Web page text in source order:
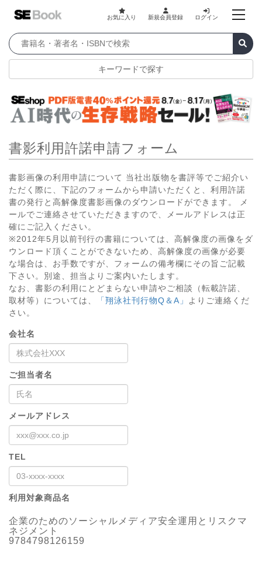
お気に入り 新規会員登録 ログイン
キーワードで探す
書影利用許諾申請フォーム
書影画像の利用申請について 当社出版物を書評等でご紹介い
ただく際に、下記のフォームから申請いただくと、利用許諾
書の発行と高解像度書影画像のダウンロードができます。 メ
ールでご連絡させていただきますので、メールアドレスは正
確にご記入ください。
※2012年5月以前刊行の書籍については、高解像度の画像をダ
ウンロード頂くことができないため、高解像度の画像が必要
な場合は、お手数ですが、フォームの備考欄にその旨ご記載
下さい。別途、担当よりご案内いたします。
なお、書影の利用にとどまらない申請やご相談（転載許諾、
取材等）については、
「翔泳社刊行物Q＆A」
よりご連絡くだ
さい。
会社名
ご担当者名
メールアドレス
TEL
利用対象商品名
企業のためのソーシャルメディア安全運用とリスクマ
ネジメント
9784798126159